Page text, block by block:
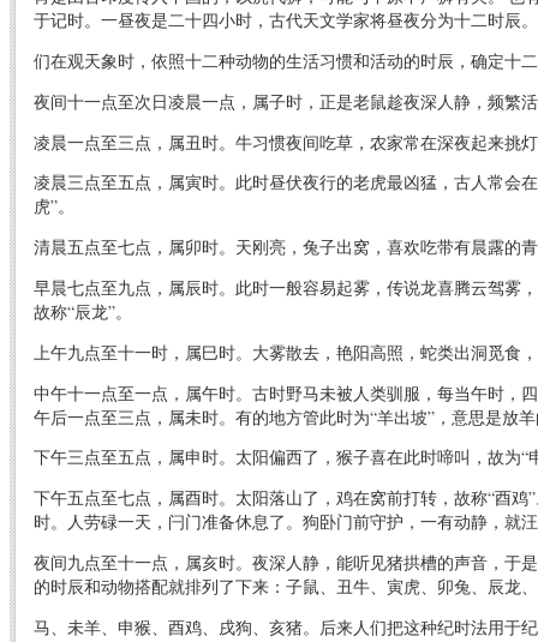
于记时。一昼夜是二十四小时，古代天文学家将昼夜分为十二时辰
们在观天象时，依照十二种动物的生活习惯和活动的时辰，确定十
夜间十一点至次日凌晨一点，属子时，正是老鼠趁夜深人静，频繁
凌晨一点至三点，属丑时。牛习惯夜间吃草，农家常在深夜起来挑
凌晨三点至五点，属寅时。此时昼伏夜行的老虎最凶猛，古人常会
虎”。
清晨五点至七点，属卯时。天刚亮，兔子出窝，喜欢吃带有晨露的
早晨七点至九点，属辰时。此时一般容易起雾，传说龙喜腾云驾雾
故称“辰龙”。
上午九点至十一时，属巳时。大雾散去，艳阳高照，蛇类出洞觅食
中午十一点至一点，属午时。古时野马未被人类驯服，每当午时，
午后一点至三点，属未时。有的地方管此时为“羊出坡”，意思是放
下午三点至五点，属申时。太阳偏西了，猴子喜在此时啼叫，故为“
下午五点至七点，属酉时。太阳落山了，鸡在窝前打转，故称“酉鸡
时。人劳碌一天，闩门准备休息了。狗卧门前守护，一有动静，就
夜间九点至十一点，属亥时。夜深人静，能听见猪拱槽的声音，于
的时辰和动物搭配就排列了下来：子鼠、丑牛、寅虎、卯兔、辰龙
马、未羊、申猴、酉鸡、戌狗、亥猪。后来人们把这种纪时法用于